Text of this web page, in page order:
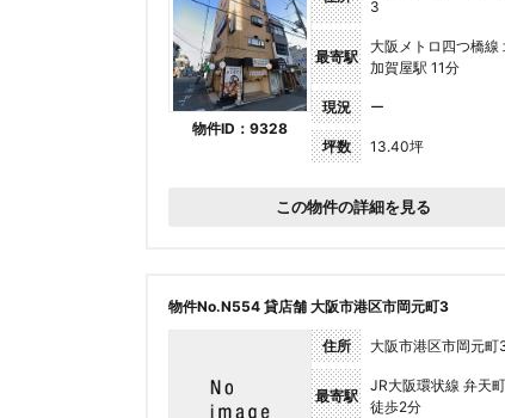
物件ID：9328
3
最寄駅
大阪メトロ四つ橋線
加賀屋駅 11分
現況 ー
坪数 13.40坪
この物件の詳細を見る
物件No.N554 貸店舗 大阪市港区市岡元町3
住所 大阪市港区市岡元町
最寄駅
JR大阪環状線 弁天
徒歩2分